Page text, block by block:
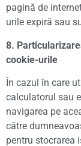
pagină de
urile expiră sau
8.
cookie-urile
În cazul în care
calculatorul sau
navigarea pe
către
pentru stocrarea